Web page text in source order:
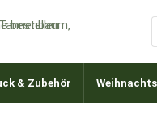
& Zubehör